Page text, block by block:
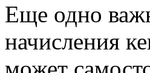
Еще одно
начисления